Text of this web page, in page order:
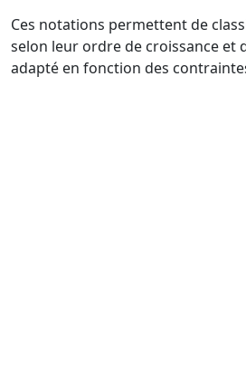
Ces notations permettent de
selon leur ordre de croissance et
adapté en fonction des